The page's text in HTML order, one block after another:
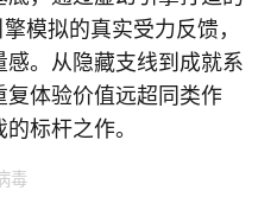
模拟的真实受力反馈，
。从隐藏支线到成就系
体验价值远超同类作
标杆之作。
毒